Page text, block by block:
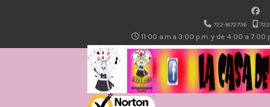
722-1672736
11:00 a.m.a 3:00 p.m. y de 4:00 a 7:00